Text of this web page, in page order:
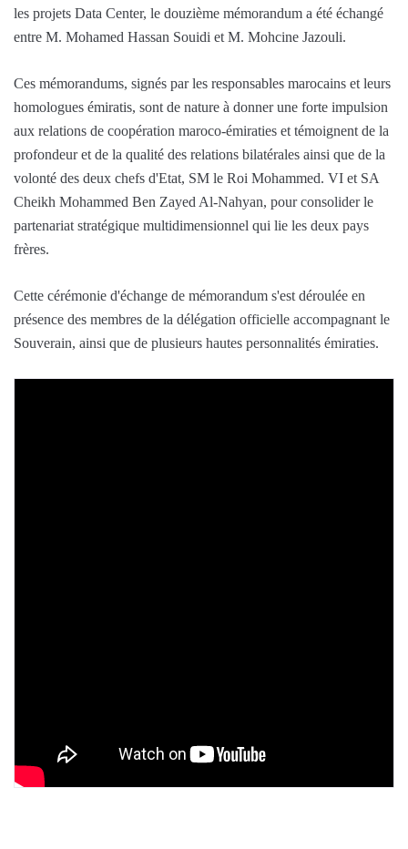
les projets Data Center, le douzième mémorandum a été échangé
entre M. Mohamed Hassan Souidi et M. Mohcine Jazouli.
Ces mémorandums, signés par les responsables marocains et leurs
homologues émiratis, sont de nature à donner une forte impulsion
aux relations de coopération maroco-émiraties et témoignent de la
profondeur et de la qualité des relations bilatérales ainsi que de la
volonté des deux chefs d'Etat, SM le Roi Mohammed. VI et SA
Cheikh Mohammed Ben Zayed Al-Nahyan, pour consolider le
partenariat stratégique multidimensionnel qui lie les deux pays
frères.
Cette cérémonie d'échange de mémorandum s'est déroulée en
présence des membres de la délégation officielle accompagnant le
Souverain, ainsi que de plusieurs hautes personnalités émiraties.